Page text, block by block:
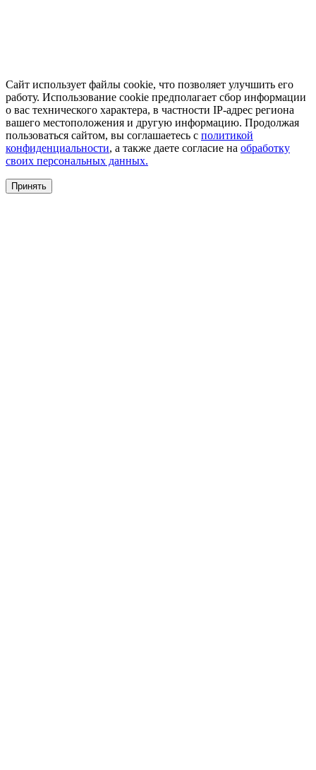
Сайт использует файлы cookie, что позволяет улучшить его
работу. Использование cookie предполагает сбор информации
о вас технического характера, в частности IP-адрес региона
вашего местоположения и другую информацию. Продолжая
пользоваться сайтом, вы соглашаетесь с политикой
конфиденциальности, а также даете согласие на обработку
своих персональных данных.
Принять